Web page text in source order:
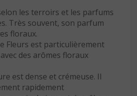
les terroirs et les parfums
Très souvent, son parfum
floraux.
Fleurs est particulièrement
des arômes floraux
est dense et crémeuse. Il
rapidement